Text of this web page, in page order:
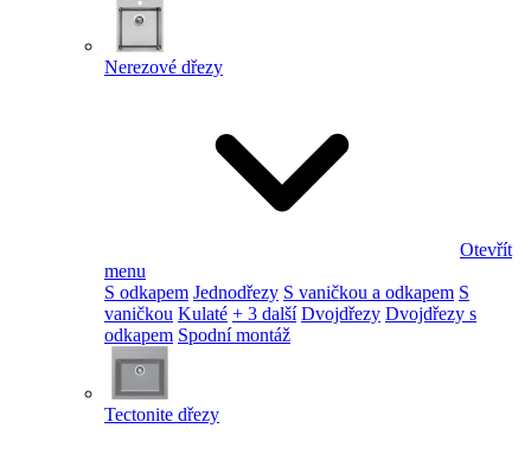
Nerezové dřezy
Otevřít
menu
S odkapem Jednodřezy S vaničkou a odkapem S
vaničkou Kulaté + 3 další Dvojdřezy Dvojdřezy s
odkapem Spodní montáž
Tectonite dřezy